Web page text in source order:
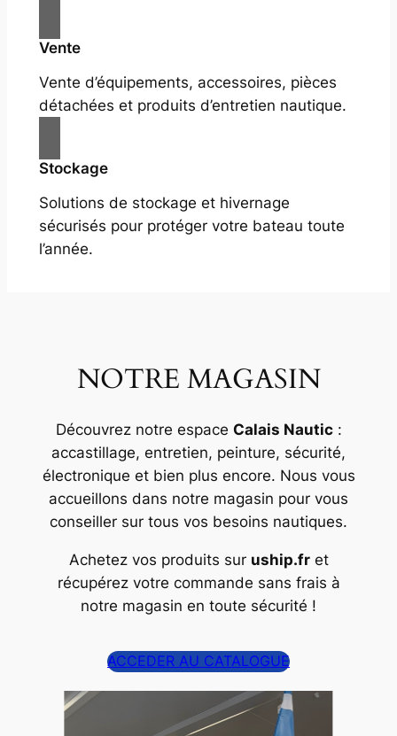
Vente
Vente d’équipements, accessoires, pièces
détachées et produits d’entretien nautique.
Stockage
Solutions de stockage et hivernage
sécurisés pour protéger votre bateau toute
l’année.
NOTRE MAGASIN
Découvrez notre espace Calais Nautic:
accastillage, entretien, peinture, sécurité,
électronique et bien plus encore. Nous vous
accueillons dans notre magasin pour vous
conseiller sur tous vos besoins nautiques.
Achetez vos produits sur uship.fret
récupérez votre commande sans frais à
notre magasin en toute sécurité !
ACCEDER AU CATALOGUE